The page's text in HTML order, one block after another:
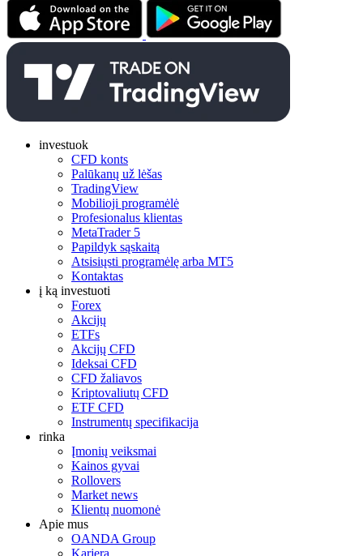
investuok
CFD konts
Palūkanų už lėšas
TradingView
Mobilioji programėlė
Profesionalus klientas
MetaTrader 5
Papildyk sąskaitą
Atsisiųsti programėlę arba MT5
Kontaktas
į ką investuoti
Forex
Akcijų
ETFs
Akcijų CFD
Ideksai CFD
CFD žaliavos
Kriptovaliutų CFD
ETF CFD
Instrumentų specifikacija
rinka
Įmonių veiksmai
Kainos gyvai
Rollovers
Market news
Klientų nuomonė
Apie mus
OANDA Group
Karjera